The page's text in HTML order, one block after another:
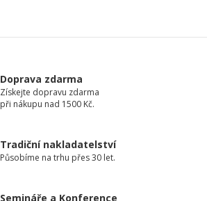
Doprava zdarma
Získejte dopravu zdarma
při nákupu nad 1500 Kč.
Tradiční nakladatelství
Působíme na trhu přes 30 let.
Semináře a Konference